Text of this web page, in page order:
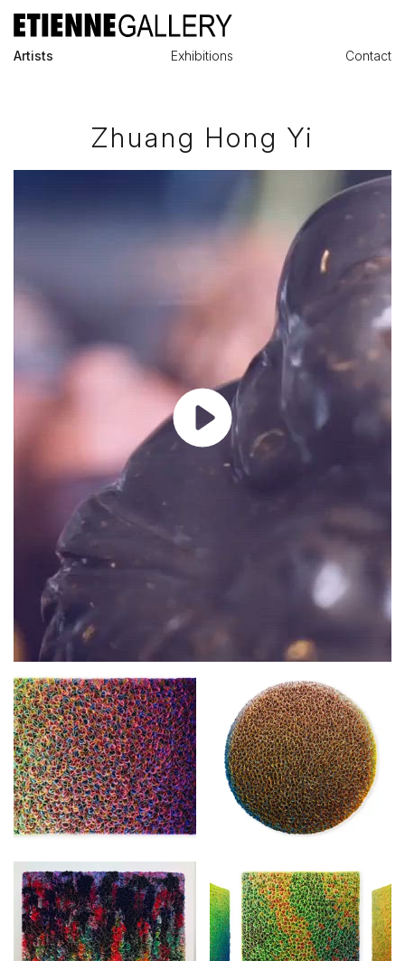
Artists Exhibitions Contact
Zhuang Hong Yi